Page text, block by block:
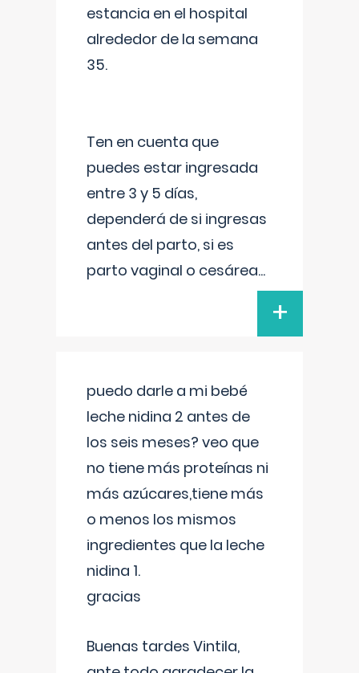
estancia en el hospital
alrededor de la semana
35.
Ten en cuenta que
puedes estar ingresada
entre 3 y 5 días,
dependerá de si ingresas
antes del parto, si es
parto vaginal o cesárea...
+
puedo darle a mi bebé
leche nidina 2 antes de
los seis meses? veo que
no tiene más proteínas ni
más azúcares,tiene más
o menos los mismos
ingredientes que la leche
nidina 1.
gracias
Buenas tardes Vintila,